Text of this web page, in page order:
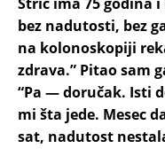
bez nadutosti, bez
na kolonoskopiji
zdrava.” Pitao sam
“Pa — doručak. Isti
mi šta jede. Mesec
sat, nadutost